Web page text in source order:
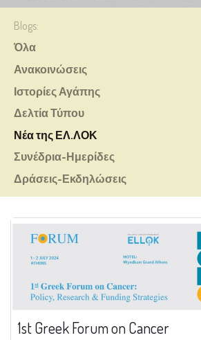
Blogs:
Όλα
Ανακοινώσεις
Ιστορίες Αγάπης
Δελτία Τύπου
Νέα της ΕΛ.ΛΟΚ
Συνέδρια-Ημερίδες
Δράσεις-Εκδηλώσεις
1st Greek Forum on Cancer